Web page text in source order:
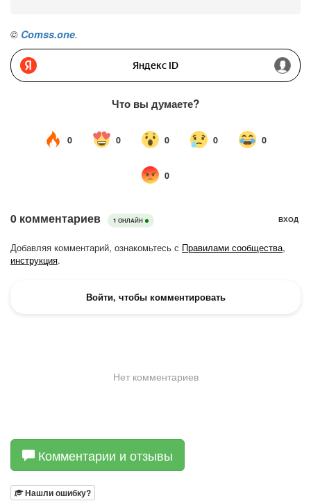
© Comss.one.
Комментарии и отзывы
Нашли ошибку?